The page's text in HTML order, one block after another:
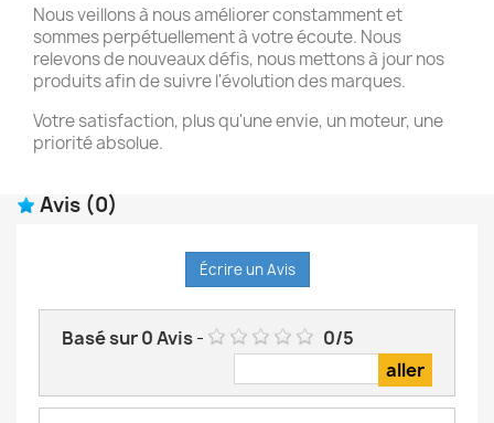
Nous veillons à nous améliorer constamment et
sommes perpétuellement à votre écoute. Nous
relevons de nouveaux défis, nous mettons à jour nos
produits afin de suivre l'évolution des marques.
Votre satisfaction, plus qu'une envie, un moteur, une
priorité absolue.
Avis (0)
Écrire un Avis
Basé sur0Avis- 0/5